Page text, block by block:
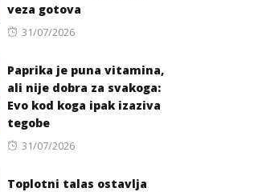
veza gotova
Posted
31/07/2026
Paprika je puna vitamina,
ali nije dobra za svakoga:
Evo kod koga ipak izaziva
tegobe
Posted
31/07/2026
Toplotni talas ostavlja